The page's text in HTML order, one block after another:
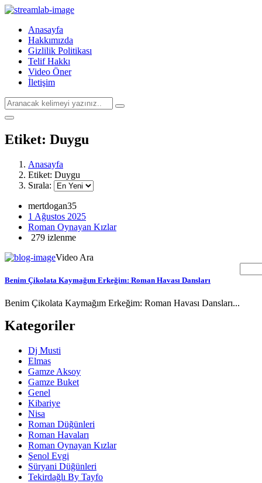
Anasayfa
Hakkımızda
Gizlilik Politikası
Telif Hakkı
Video Öner
İletişim
Etiket: Duygu
Anasayfa
Etiket: Duygu
Sırala:
mertdogan35
1 Ağustos 2025
Roman Oynayan Kızlar
279 izlenme
Benim Çikolata Kaymağım Erkeğim: Roman Havası Dansları
Benim Çikolata Kaymağım Erkeğim: Roman Havası Dansları...
Video Ara
Kategoriler
Dj Musti
Elmas
Gamze Aksoy
Gamze Buket
Genel
Kibariye
Nisa
Roman Düğünleri
Roman Havaları
Roman Oynayan Kızlar
Şenol Evgi
Süryani Düğünleri
Tekirdağlı By Tayfo